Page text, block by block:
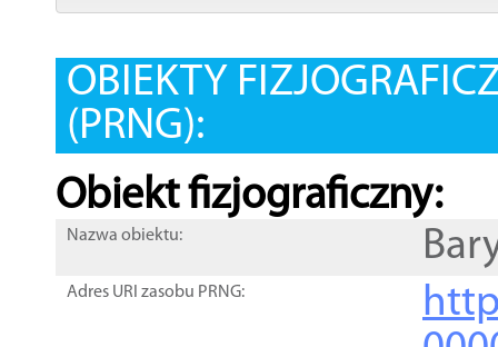
OBIEKTY
(PRNG):
Obiekt fizjograficzny:
Nazwa obiektu:
Adres URI zasobu PRNG: